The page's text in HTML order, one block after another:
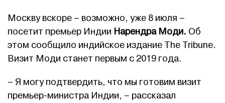
Москву вскоре – возможно, уже 8 июля –
посетит премьер Индии Нарендра Моди. Об
этом сообщило индийское издание The Tribune.
Визит Моди станет первым с 2019 года.
– Я могу подтвердить, что мы готовим визит
премьер-министра Индии, – рассказал